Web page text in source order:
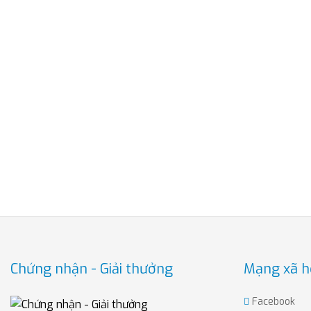
Chứng nhận - Giải thưởng Mạng xã
Facebook